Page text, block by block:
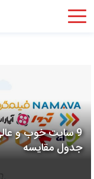
اشتراک
از
روش‌های
زیر
می‌توانید
9 سایت خوب و
جدول مقایسه